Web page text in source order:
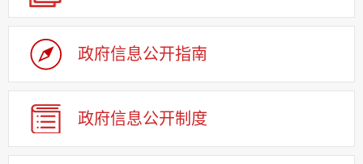
政府信息公开指南
政府信息公开制度